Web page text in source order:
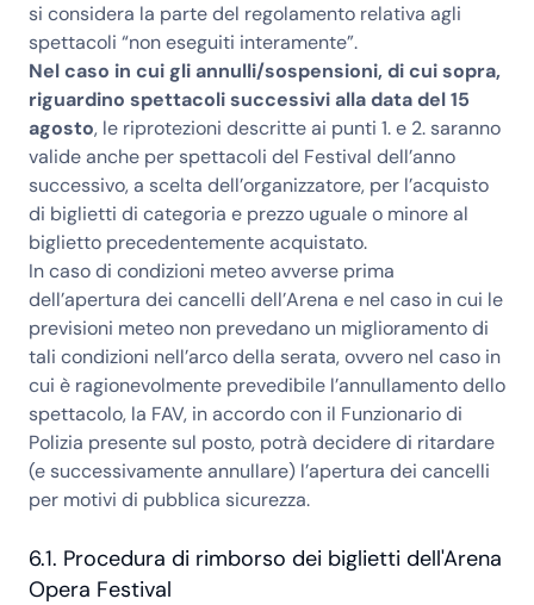
si considera la parte del regolamento relativa agli
spettacoli “non eseguiti interamente”.
Nel caso in cui gli annulli/sospensioni, di cui sopra,
riguardino spettacoli successivi alla data del 15
agosto, le riprotezioni descritte ai punti 1. e 2. saranno
valide anche per spettacoli del Festival dell’anno
successivo, a scelta dell’organizzatore, per l’acquisto
di biglietti di categoria e prezzo uguale o minore al
biglietto precedentemente acquistato.
In caso di condizioni meteo avverse prima
dell’apertura dei cancelli dell’Arena e nel caso in cui le
previsioni meteo non prevedano un miglioramento di
tali condizioni nell’arco della serata, ovvero nel caso in
cui è ragionevolmente prevedibile l’annullamento dello
spettacolo, la FAV, in accordo con il Funzionario di
Polizia presente sul posto, potrà decidere di ritardare
(e successivamente annullare) l’apertura dei cancelli
per motivi di pubblica sicurezza.
6.1. Procedura di rimborso dei biglietti dell'Arena
Opera Festival